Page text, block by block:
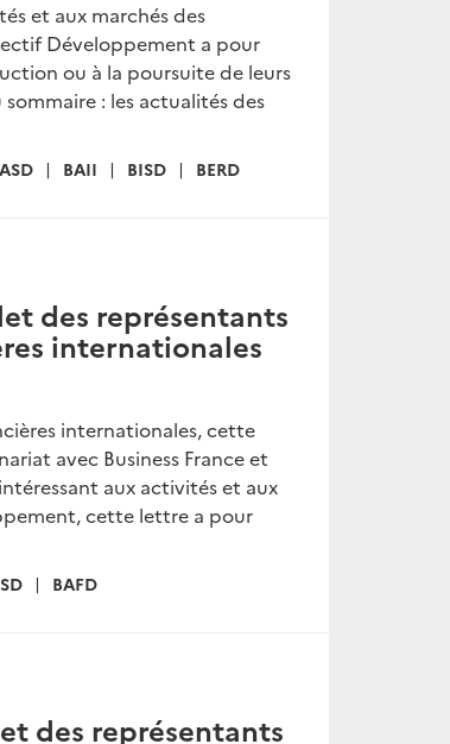
et aux marchés des
Développement a pour
ou à la poursuite de leurs
: les actualités des
BAII BISD BERD
des représentants
internationales
internationales, cette
avec Business France et
aux activités et aux
cette lettre a pour
BAFD
des représentants